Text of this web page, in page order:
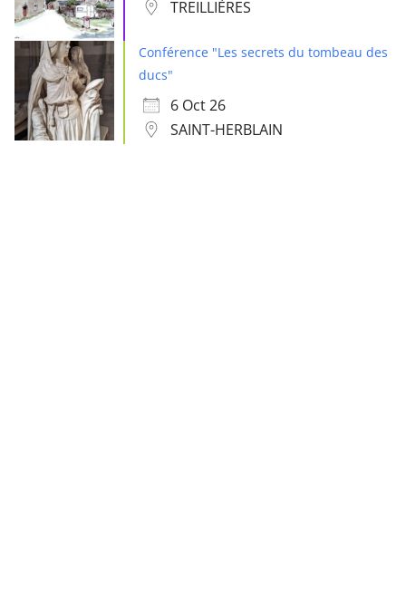
TREILLIÈRES
Conférence "Les secrets du tombeau des
ducs"
6 Oct 26
SAINT-HERBLAIN